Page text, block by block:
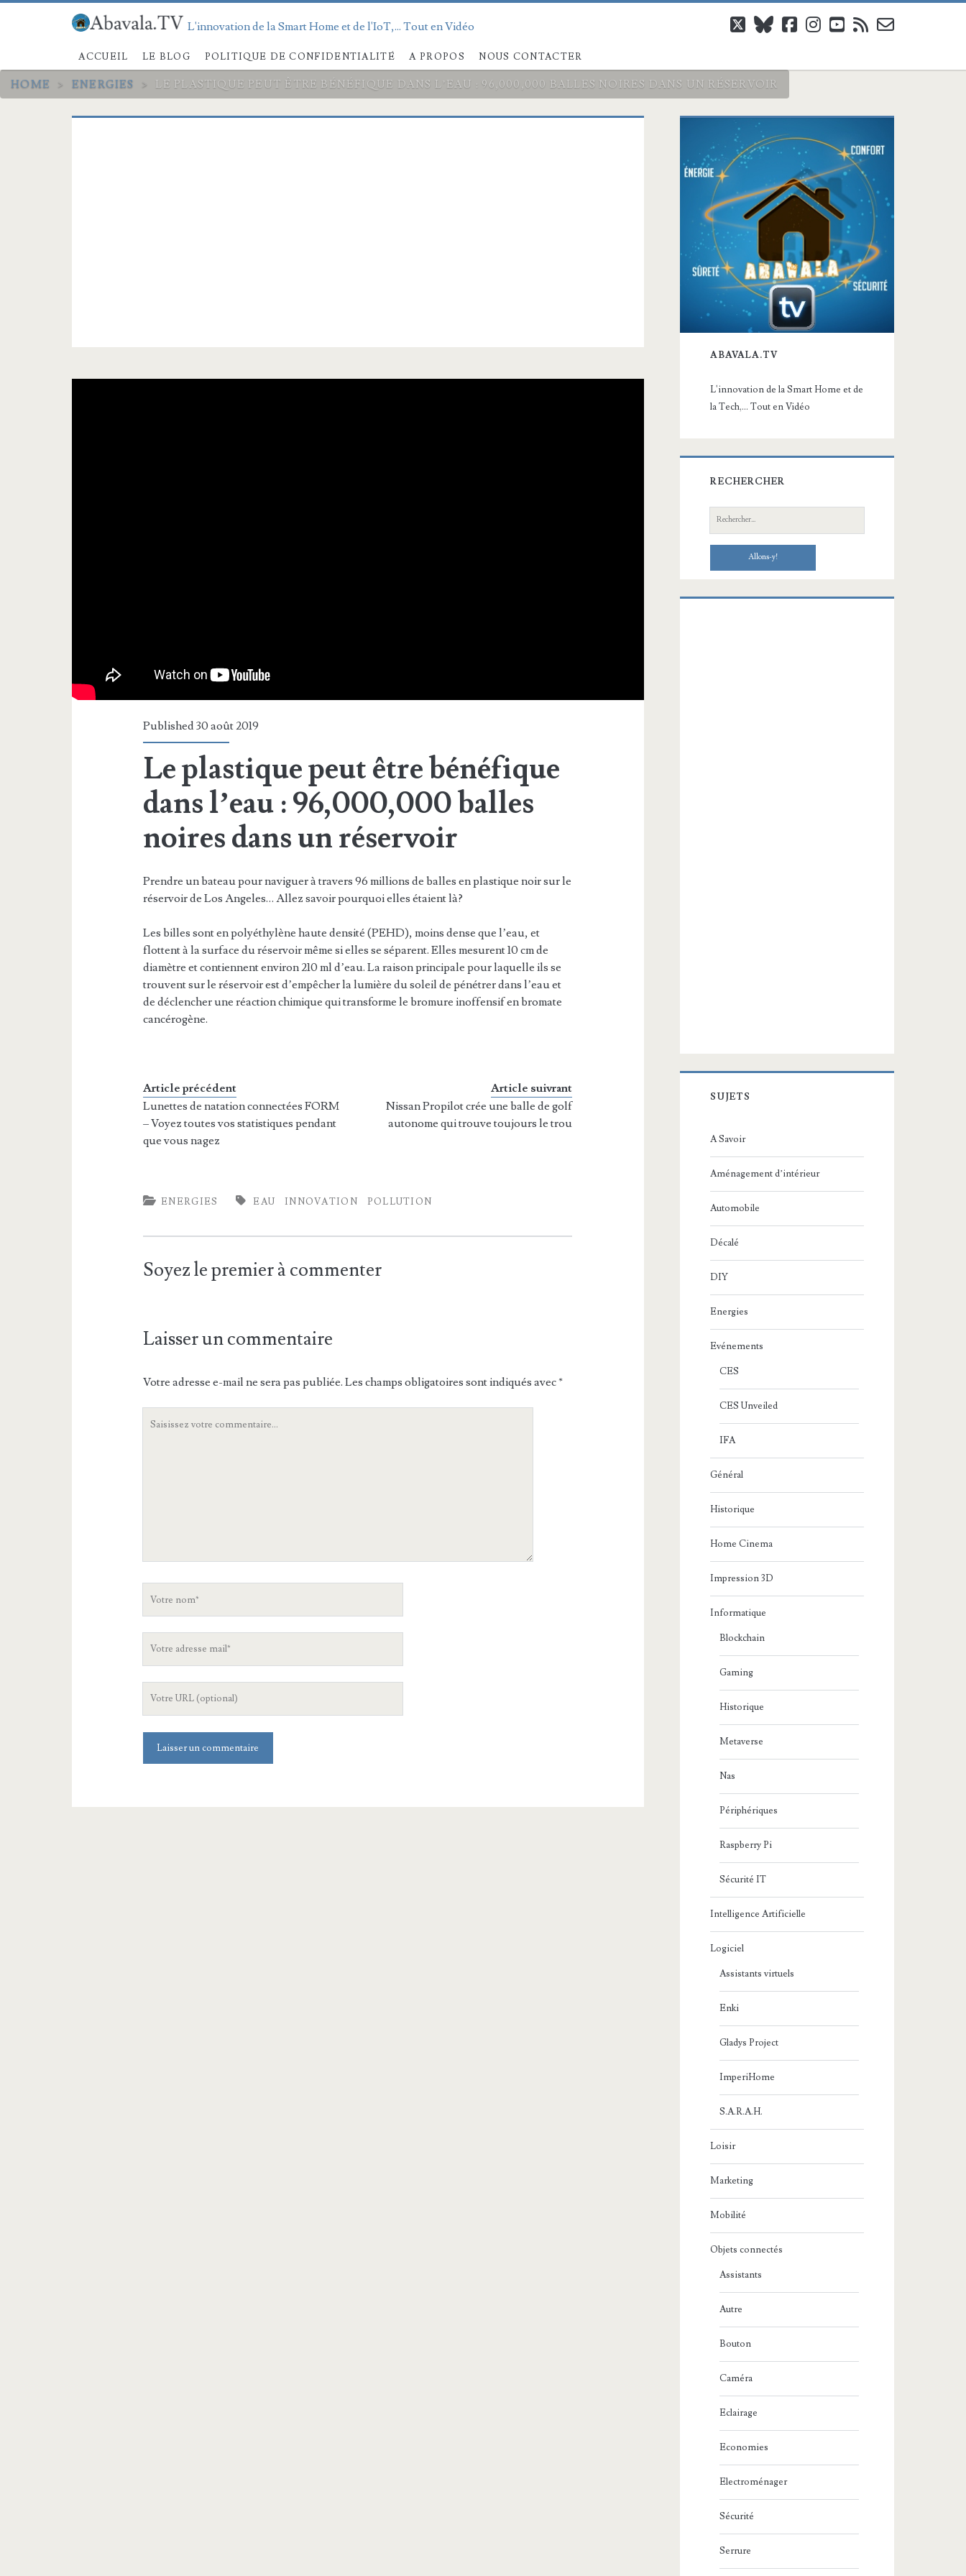
L'innovation de la Smart Home et de l'IoT,... Tout en Vidéo
ACCUEIL LE BLOG POLITIQUE DE CONFIDENTIALITÉ A PROPOS NOUS CONTACTER
twitterblueskyfacebook
instagram
youtube
rss email-
HOME > ENERGIES > LE PLASTIQUE PEUT ÊTRE BÉNÉFIQUE DANS L’EAU : 96,000,000 BALLES NOIRES DANS UN RÉSERVOIR
Published 30 août 2019
Le plastique peut être bénéfique
dans l’eau : 96,000,000 balles
noires dans un réservoir
Prendre un bateau pour naviguer à travers 96 millions de balles en plastique noir sur le
réservoir de Los Angeles… Allez savoir pourquoi elles étaient là?
Les billes sont en polyéthylène haute densité (PEHD), moins dense que l’eau, et
flottent à la surface du réservoir même si elles se séparent. Elles mesurent 10 cm de
diamètre et contiennent environ 210 ml d’eau. La raison principale pour laquelle ils se
trouvent sur le réservoir est d’empêcher la lumière du soleil de pénétrer dans l’eau et
de déclencher une réaction chimique qui transforme le bromure inoffensif en bromate
cancérogène.
Article précédent
Lunettes de natation connectées FORM
– Voyez toutes vos statistiques pendant
que vous nagez
Article suivrant
Nissan Propilot crée une balle de golf
autonome qui trouve toujours le trou
ENERGIES EAU INNOVATION POLLUTION
Soyez le premier à commenter
Laisser un commentaire
Votre adresse e-mail ne sera pas publiée. Les champs obligatoires sont indiqués avec*
site
Barre
latérale
principale
ABAVALA.TV
L'innovation de la Smart Home et de
la Tech,... Tout en Vidéo
RECHERCHER
Recherche:
SUJETS
A Savoir
Aménagement d’intérieur
Automobile
Décalé
DIY
Energies
Evénements
CES
CES Unveiled
IFA
Général
Historique
Home Cinema
Impression 3D
Informatique
Blockchain
Gaming
Historique
Metaverse
Nas
Périphériques
Raspberry Pi
Sécurité IT
Intelligence Artificielle
Logiciel
Assistants virtuels
Enki
Gladys Project
ImperiHome
S.A.R.A.H.
Loisir
Marketing
Mobilité
Objets connectés
Assistants
Autre
Bouton
Caméra
Eclairage
Economies
Electroménager
Sécurité
Serrure